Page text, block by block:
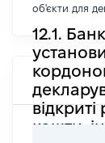
об'єкти для
12.1.
кошти,